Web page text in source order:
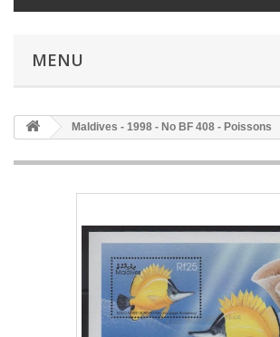
MENU
Maldives - 1998 - No BF 408 - Poissons